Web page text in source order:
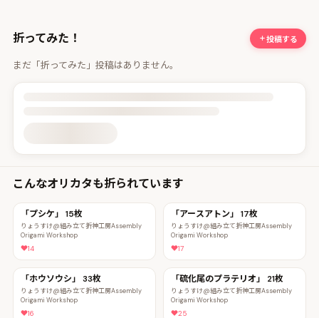
折ってみた！ 投稿する
まだ「折ってみた」投稿はありません。
投稿詳細を読み込んでいます
こんなオリカタも折られています
「プシケ」 15枚
りょうすけ@組み立て折神工房Assembly
Origami Workshop
14
「アースアトン」 17枚
りょうすけ@組み立て折神工房Assembly
Origami Workshop
17
「ホウソウシ」 33枚
りょうすけ@組み立て折神工房Assembly
Origami Workshop
16
「硫化尾のプラテリオ」 21枚
りょうすけ@組み立て折神工房Assembly
Origami Workshop
25